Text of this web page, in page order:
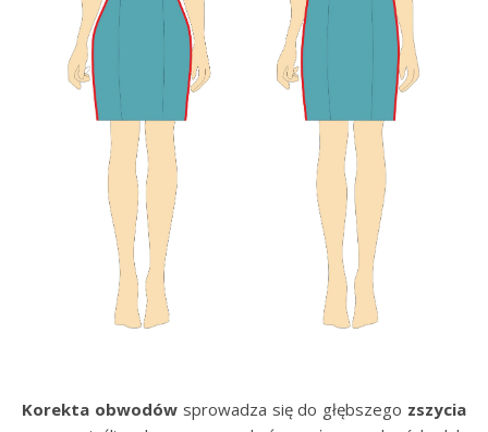
Korekta obwodówsprowadza się do głębszego zszycia